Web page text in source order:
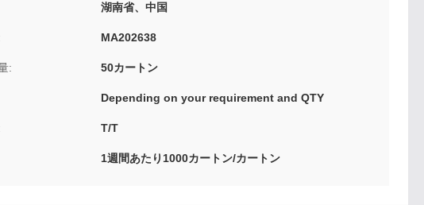
湖南省、中国
MA202638
: 50カートン
Depending on your requirement and QTY
T/T
1週間あたり1000カートン/カートン